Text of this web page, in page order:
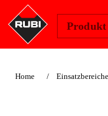
Produkt
Home Einsatzbereiche